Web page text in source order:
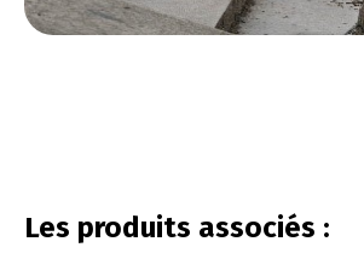
Les produits associés :